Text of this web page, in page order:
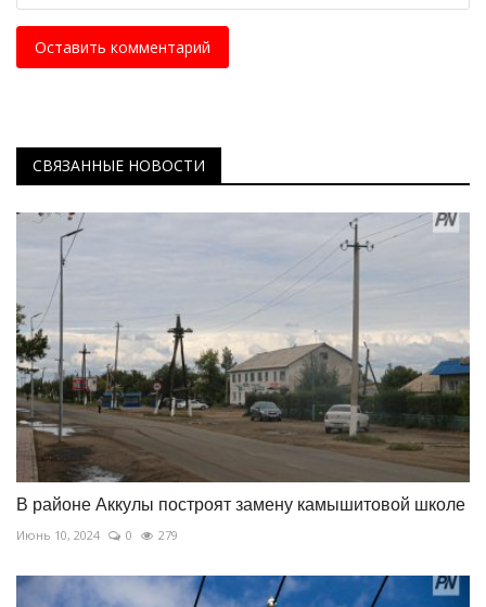
Оставить комментарий
СВЯЗАННЫЕ НОВОСТИ
В районе Аккулы построят замену камышитовой школе
Июнь 10, 2024 0 279